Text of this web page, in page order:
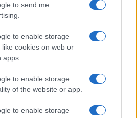
to send me
to enable storage
cookies on web or
to enable storage
of the website or app.
to enable storage
Cabras